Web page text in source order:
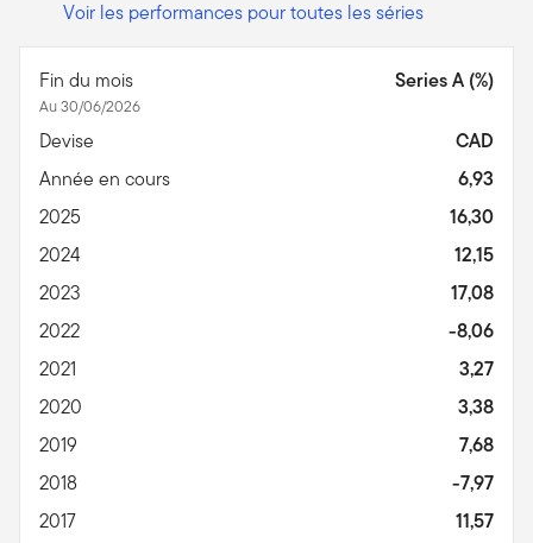
Voir les performances pour toutes les séries
Fin du mois
Au 30/06/2026
Series A (%)
Devise
CAD
Année en cours
6,93
2025
16,30
2024
12,15
2023
17,08
2022
-8,06
2021
3,27
2020
3,38
2019
7,68
2018
-7,97
2017
11,57